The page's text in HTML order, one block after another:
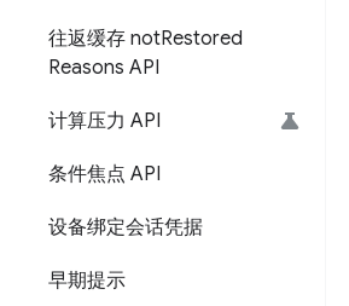
往返缓存 notRestored
Reasons API
计算压力 API
条件焦点 API
设备绑定会话凭据
早期提示